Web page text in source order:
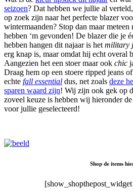
seizoen? Dat hebben we jullie al
op zoek zijn naar het perfecte blazer
wintermaanden? Stop dan maar
hebben ‘m gevonden! De blazer die je
hebben hangen dit najaar is het military
erg knap is, maar omdat hij echt overal
Aangezien het een stoer maar ook chic
Draag hem op een stoere ripped jeans
echte fall essential dus, net zoals deze
sparen waard zijn! Wij zijn ook gek op
zoveel keuze is hebben wij hieronder
voor jullie geselecteerd!
Shop de items